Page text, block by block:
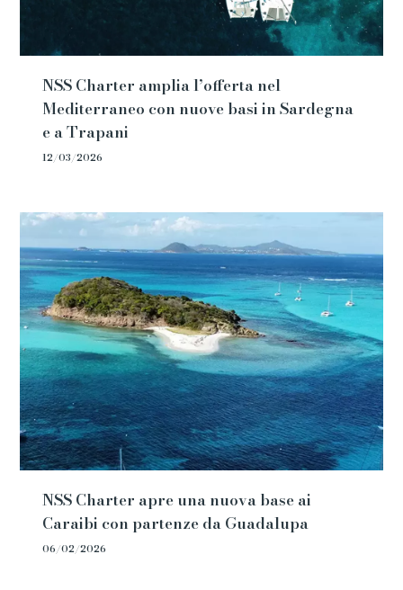
NSS Charter amplia l’offerta nel
Mediterraneo con nuove basi in Sardegna
e a Trapani
12/03/2026
NSS Charter apre una nuova base ai
Caraibi con partenze da Guadalupa
06/02/2026